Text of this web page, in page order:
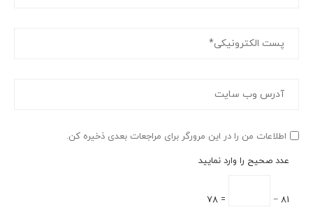
اطلاعات من را در این مرورگر برای مراجعات بعدی ذخیره کن.
عدد صحیح را وارد نمایید
81 −
= 78